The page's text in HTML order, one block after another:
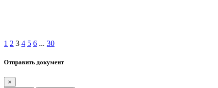
1 2 3 4 5 6 ... 30
Отправить документ
×